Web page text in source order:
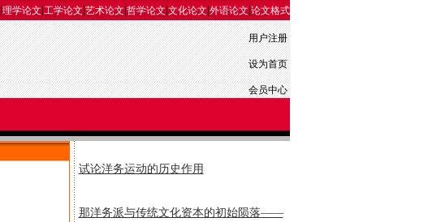
|理学论文|工学论文|艺术论文|哲学论文|文化论文|外语论文|论文格式
用户注册
设为首页
会员中心
试论洋务运动的历史作用
那洋务派与传统文化资本的初始陨落——